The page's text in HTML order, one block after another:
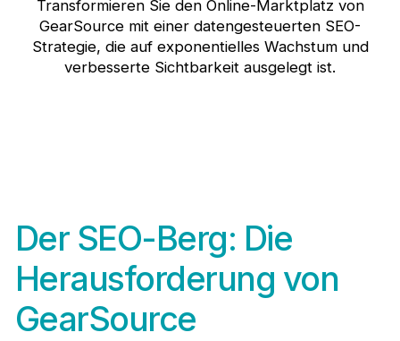
Transformieren Sie den Online-Marktplatz von
GearSource mit einer datengesteuerten SEO-
Strategie, die auf exponentielles Wachstum und
verbesserte Sichtbarkeit ausgelegt ist.
Der SEO-Berg: Die
Herausforderung von
GearSource